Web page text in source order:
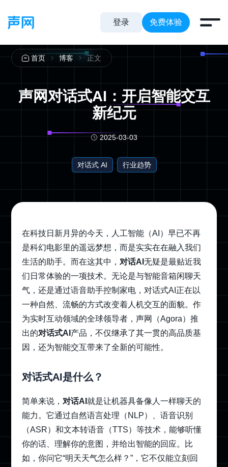
登录 免费体验
首页 博客 正文
声网对话式AI：开启智能交互
新纪元
2025-03-03
对话式 AI 行业趋势
在科技日新月异的今天，人工智能（AI）早已不再
是科幻电影里的遥远梦想，而是实实在在融入我们
生活的助手。而在这其中， 对话AI 无疑是最贴近我
们日常体验的一项技术。无论是与智能音箱闲聊天
气，还是通过语音助手控制家电，对话式AI正在以
一种自然、流畅的方式改变着人机交互的面貌。作
为实时互动领域的全球领导者，声网（Agora）推
出的对话式AI 产品，不仅继承了其一贯的高品质基
因，还为智能交互带来了全新的可能性。
对话式AI是什么？
简单来说， 对话AI 就是让机器具备像人一样聊天的
能力。它通过自然语言处理（NLP）、语音识别
（ASR）和文本转语音（TTS）等技术，能够听懂
你的话、理解你的意图，并给出智能的回应。比
如，你问它“明天天气怎么样？”，它不仅能立刻回